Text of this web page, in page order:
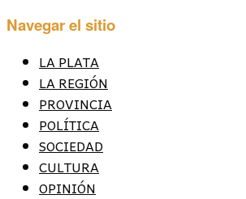
Navegar el sitio
LA PLATA
LA REGIÓN
PROVINCIA
POLÍTICA
SOCIEDAD
CULTURA
OPINIÓN